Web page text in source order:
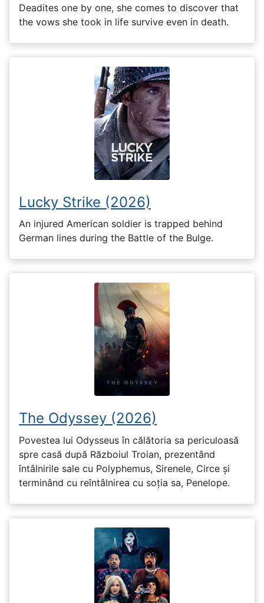
Deadites one by one, she comes to discover that
the vows she took in life survive even in death.
Lucky Strike (2026)
An injured American soldier is trapped behind
German lines during the Battle of the Bulge.
The Odyssey (2026)
Povestea lui Odysseus în călătoria sa periculoasă
spre casă după Războiul Troian, prezentând
întâlnirile sale cu Polyphemus, Sirenele, Circe și
terminând cu reîntâlnirea cu soția sa, Penelope.